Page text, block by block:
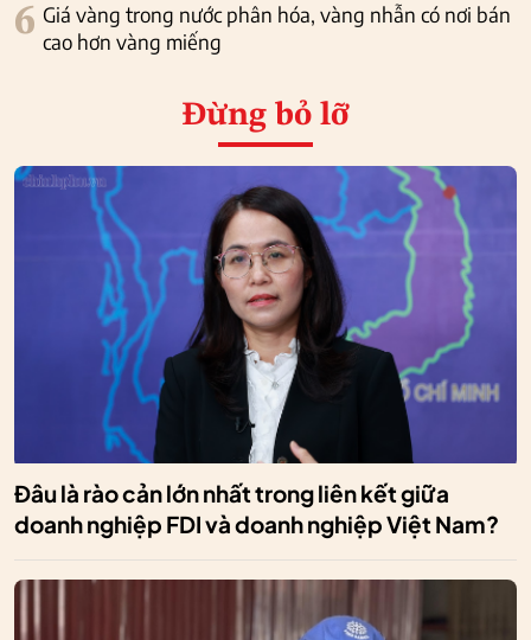
6 Giá vàng trong nước phân hóa, vàng nhẫn có nơi bán
cao hơn vàng miếng
Đừng bỏ lỡ
Đâu là rào cản lớn nhất trong liên kết giữa
doanh nghiệp FDI và doanh nghiệp Việt Nam?